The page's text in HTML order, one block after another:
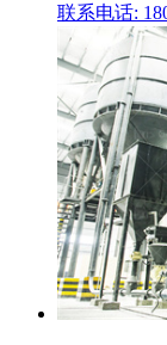
联系电话: